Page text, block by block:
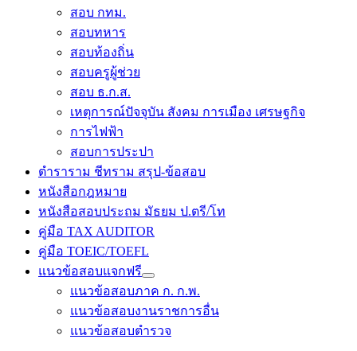
สอบ กทม.
สอบทหาร
สอบท้องถิ่น
สอบครูผู้ช่วย
สอบ ธ.ก.ส.
เหตุการณ์ปัจจุบัน สังคม การเมือง เศรษฐกิจ
การไฟฟ้า
สอบการประปา
ตำราราม ชีทราม สรุป-ข้อสอบ
หนังสือกฎหมาย
หนังสือสอบประถม มัธยม ป.ตรี/โท
คู่มือ TAX AUDITOR
คู่มือ TOEIC/TOEFL
แนวข้อสอบแจกฟรี
แนวข้อสอบภาค ก. ก.พ.
แนวข้อสอบงานราชการอื่น
แนวข้อสอบตำรวจ